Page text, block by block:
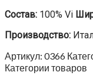
Состав: 100% Vi
Производство:
Артикул: 0366
Категории товаров